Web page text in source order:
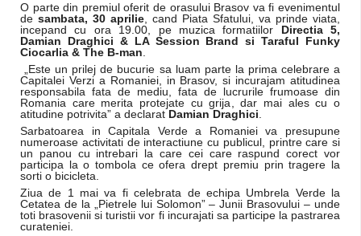
O parte din premiul oferit de orasului Brasov va fi evenimentul
de sambata, 30 aprilie , cand Piata Sfatului, va prinde viata,
incepand cu ora 19.00, pe muzica formatiilor Directia 5,
Damian Draghici & LA Session Brand si Taraful Funky
Ciocarlia & The B-man
„Este un prilej de bucurie sa luam parte la prima celebrare a
Capitalei Verzi a Romaniei, in Brasov, si incurajam atitudinea
responsabila fata de mediu, fata de lucrurile frumoase din
Romania care merita protejate cu grija, dar mai ales cu o
atitudine potrivita” a declarat Damian Draghici
Sarbatoarea in Capitala Verde a Romaniei va presupune
numeroase activitati de interactiune cu publicul, printre care si
un panou cu intrebari la care cei care raspund corect vor
participa la o tombola ce ofera drept premiu prin tragere la
sorti o bicicleta.
Ziua de 1 mai va fi celebrata de echipa Umbrela Verde la
Cetatea de la „Pietrele lui Solomon” – Junii Brasovului – unde
toti brasovenii si turistii vor fi incurajati sa participe la pastrarea
curateniei.